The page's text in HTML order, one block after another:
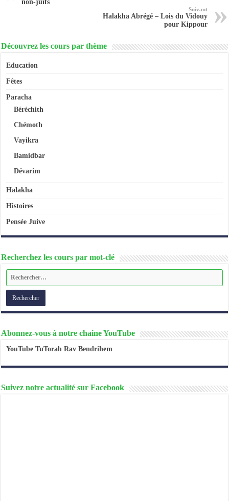
non-juifs
Suivant
Halakha Abrégé – Lois du Vidouy
pour Kippour
Découvrez les cours par thème
Education
Fêtes
Paracha
Béréchith
Chémoth
Vayikra
Bamidbar
Dévarim
Halakha
Histoires
Pensée Juive
Recherchez les cours par mot-clé
Abonnez-vous à notre chaine YouTube
YouTube TuTorah Rav Bendrihem
Suivez notre actualité sur Facebook